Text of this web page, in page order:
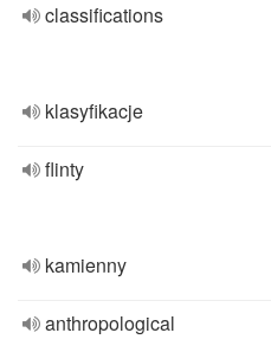
classifications
klasyfikacje
flinty
kamienny
anthropological